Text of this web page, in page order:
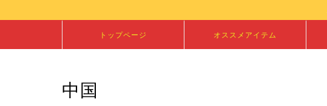
トップページ オススメアイテム
中国